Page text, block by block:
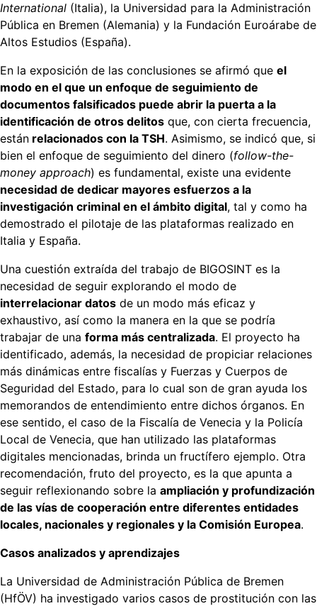
International (Italia), la Universidad para la Administración
Pública en Bremen (Alemania) y la Fundación Euroárabe de
Altos Estudios (España).
En la exposición de las conclusiones se afirmó que el
modo en el que un enfoque de seguimiento de
documentos falsificados puede abrir la puerta a la
identificación de otros delitos que, con cierta frecuencia,
están relacionados con la TSH. Asimismo, se indicó que, si
bien el enfoque de seguimiento del dinero (follow-the-
money approach) es fundamental, existe una evidente
necesidad de dedicar mayores esfuerzos a la
investigación criminal en el ámbito digital, tal y como ha
demostrado el pilotaje de las plataformas realizado en
Italia y España.
Una cuestión extraída del trabajo de BIGOSINT es la
necesidad de seguir explorando el modo de
interrelacionar datos de un modo más eficaz y
exhaustivo, así como la manera en la que se podría
trabajar de una forma más centralizada. El proyecto ha
identificado, además, la necesidad de propiciar relaciones
más dinámicas entre fiscalías y Fuerzas y Cuerpos de
Seguridad del Estado, para lo cual son de gran ayuda los
memorandos de entendimiento entre dichos órganos. En
ese sentido, el caso de la Fiscalía de Venecia y la Policía
Local de Venecia, que han utilizado las plataformas
digitales mencionadas, brinda un fructífero ejemplo. Otra
recomendación, fruto del proyecto, es la que apunta a
seguir reflexionando sobre la ampliación y profundización
de las vías de cooperación entre diferentes entidades
locales, nacionales y regionales y la Comisión Europea.
Casos analizados y aprendizajes
La Universidad de Administración Pública de Bremen
(HfÖV) ha investigado varios casos de prostitución con las